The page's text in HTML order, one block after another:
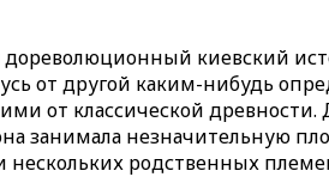
киевский
от другой каким-нибудь
от классической
занимала незначительную
родственных